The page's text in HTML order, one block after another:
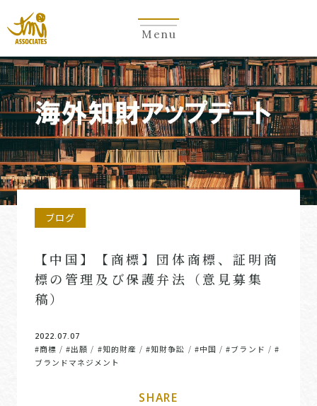
Menu
ブログ
【中国】【商標】団体商標、証明商
標の管理及び保護弁法（意見募集
稿）
2022.07.07
#商標 / #出願 / #知的財産 /#知財争訟 / #中国 /#ブランド / #
ブランドマネジメント
SHARE